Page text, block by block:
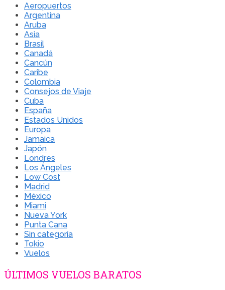
Aeropuertos
Argentina
Aruba
Asia
Brasil
Canadá
Cancún
Caribe
Colombia
Consejos de Viaje
Cuba
España
Estados Unidos
Europa
Jamaica
Japón
Londres
Los Ángeles
Low Cost
Madrid
México
Miami
Nueva York
Punta Cana
Sin categoría
Tokio
Vuelos
ÚLTIMOS VUELOS BARATOS